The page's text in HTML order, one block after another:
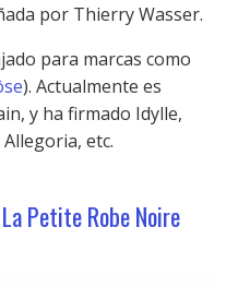
por Thierry Wasser.
para marcas como
). Actualmente es
y ha firmado Idylle,
etc.
Petite Robe Noire